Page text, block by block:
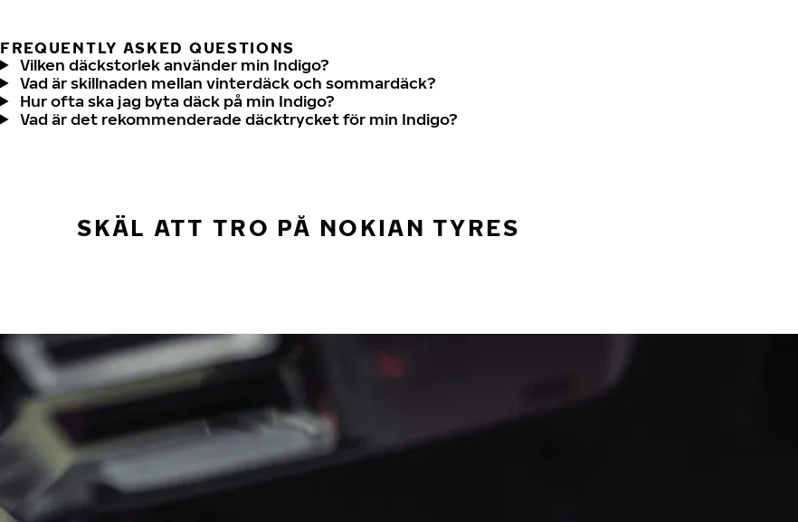
FREQUENTLY ASKED QUESTIONS
Vilken däckstorlek använder min Indigo?
Vad är skillnaden mellan vinterdäck och sommardäck?
Hur ofta ska jag byta däck på min Indigo?
Vad är det rekommenderade däcktrycket för min Indigo?
SKÄL ATT TRO PÅ NOKIAN TYRES